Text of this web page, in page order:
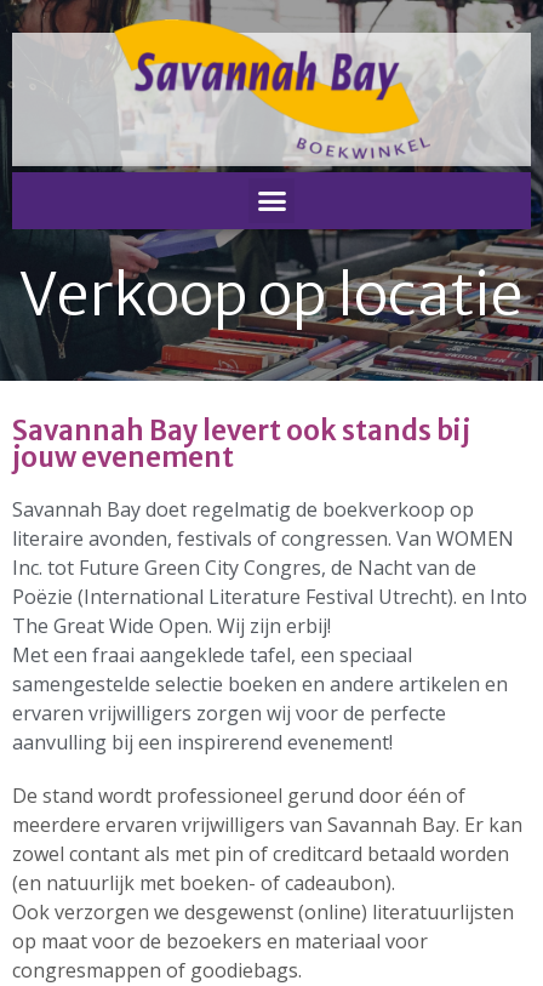
Home
Nieuws
Nieuws
Podcast
Agenda
Summer Stories 2026
Zakelijk
Verkoop op locatie
Advies en Expertise
Verhuur
Over ons
Ons verhaal
Het Team
Smoelenboek
Stories of Belonging
Stichting De Luister
Steun ons
Contact
Contact
Bestelformulier
Webshop
Verkoop op locatie
Savannah Bay levert ook stands bij
jouw evenement
Savannah Bay doet regelmatig de boekverkoop op
literaire avonden, festivals of congressen. Van WOMEN
Inc. tot Future Green City Congres, de Nacht van de
Poëzie (International Literature Festival Utrecht). en Into
The Great Wide Open. Wij zijn erbij!
Met een fraai aangeklede tafel, een speciaal
samengestelde selectie boeken en andere artikelen en
ervaren vrijwilligers zorgen wij voor de perfecte
aanvulling bij een inspirerend evenement!
De stand wordt professioneel gerund door één of
meerdere ervaren vrijwilligers van Savannah Bay. Er kan
zowel contant als met pin of creditcard betaald worden
(en natuurlijk met boeken- of cadeaubon).
Ook verzorgen we desgewenst (online) literatuurlijsten
op maat voor de bezoekers en materiaal voor
congresmappen of goodiebags.